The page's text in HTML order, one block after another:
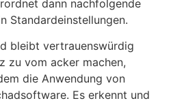
dann nachfolgende
Standardeinstellungen.
bleibt vertrauenswürdig
zu vom acker machen,
die Anwendung von
Es erkennt und